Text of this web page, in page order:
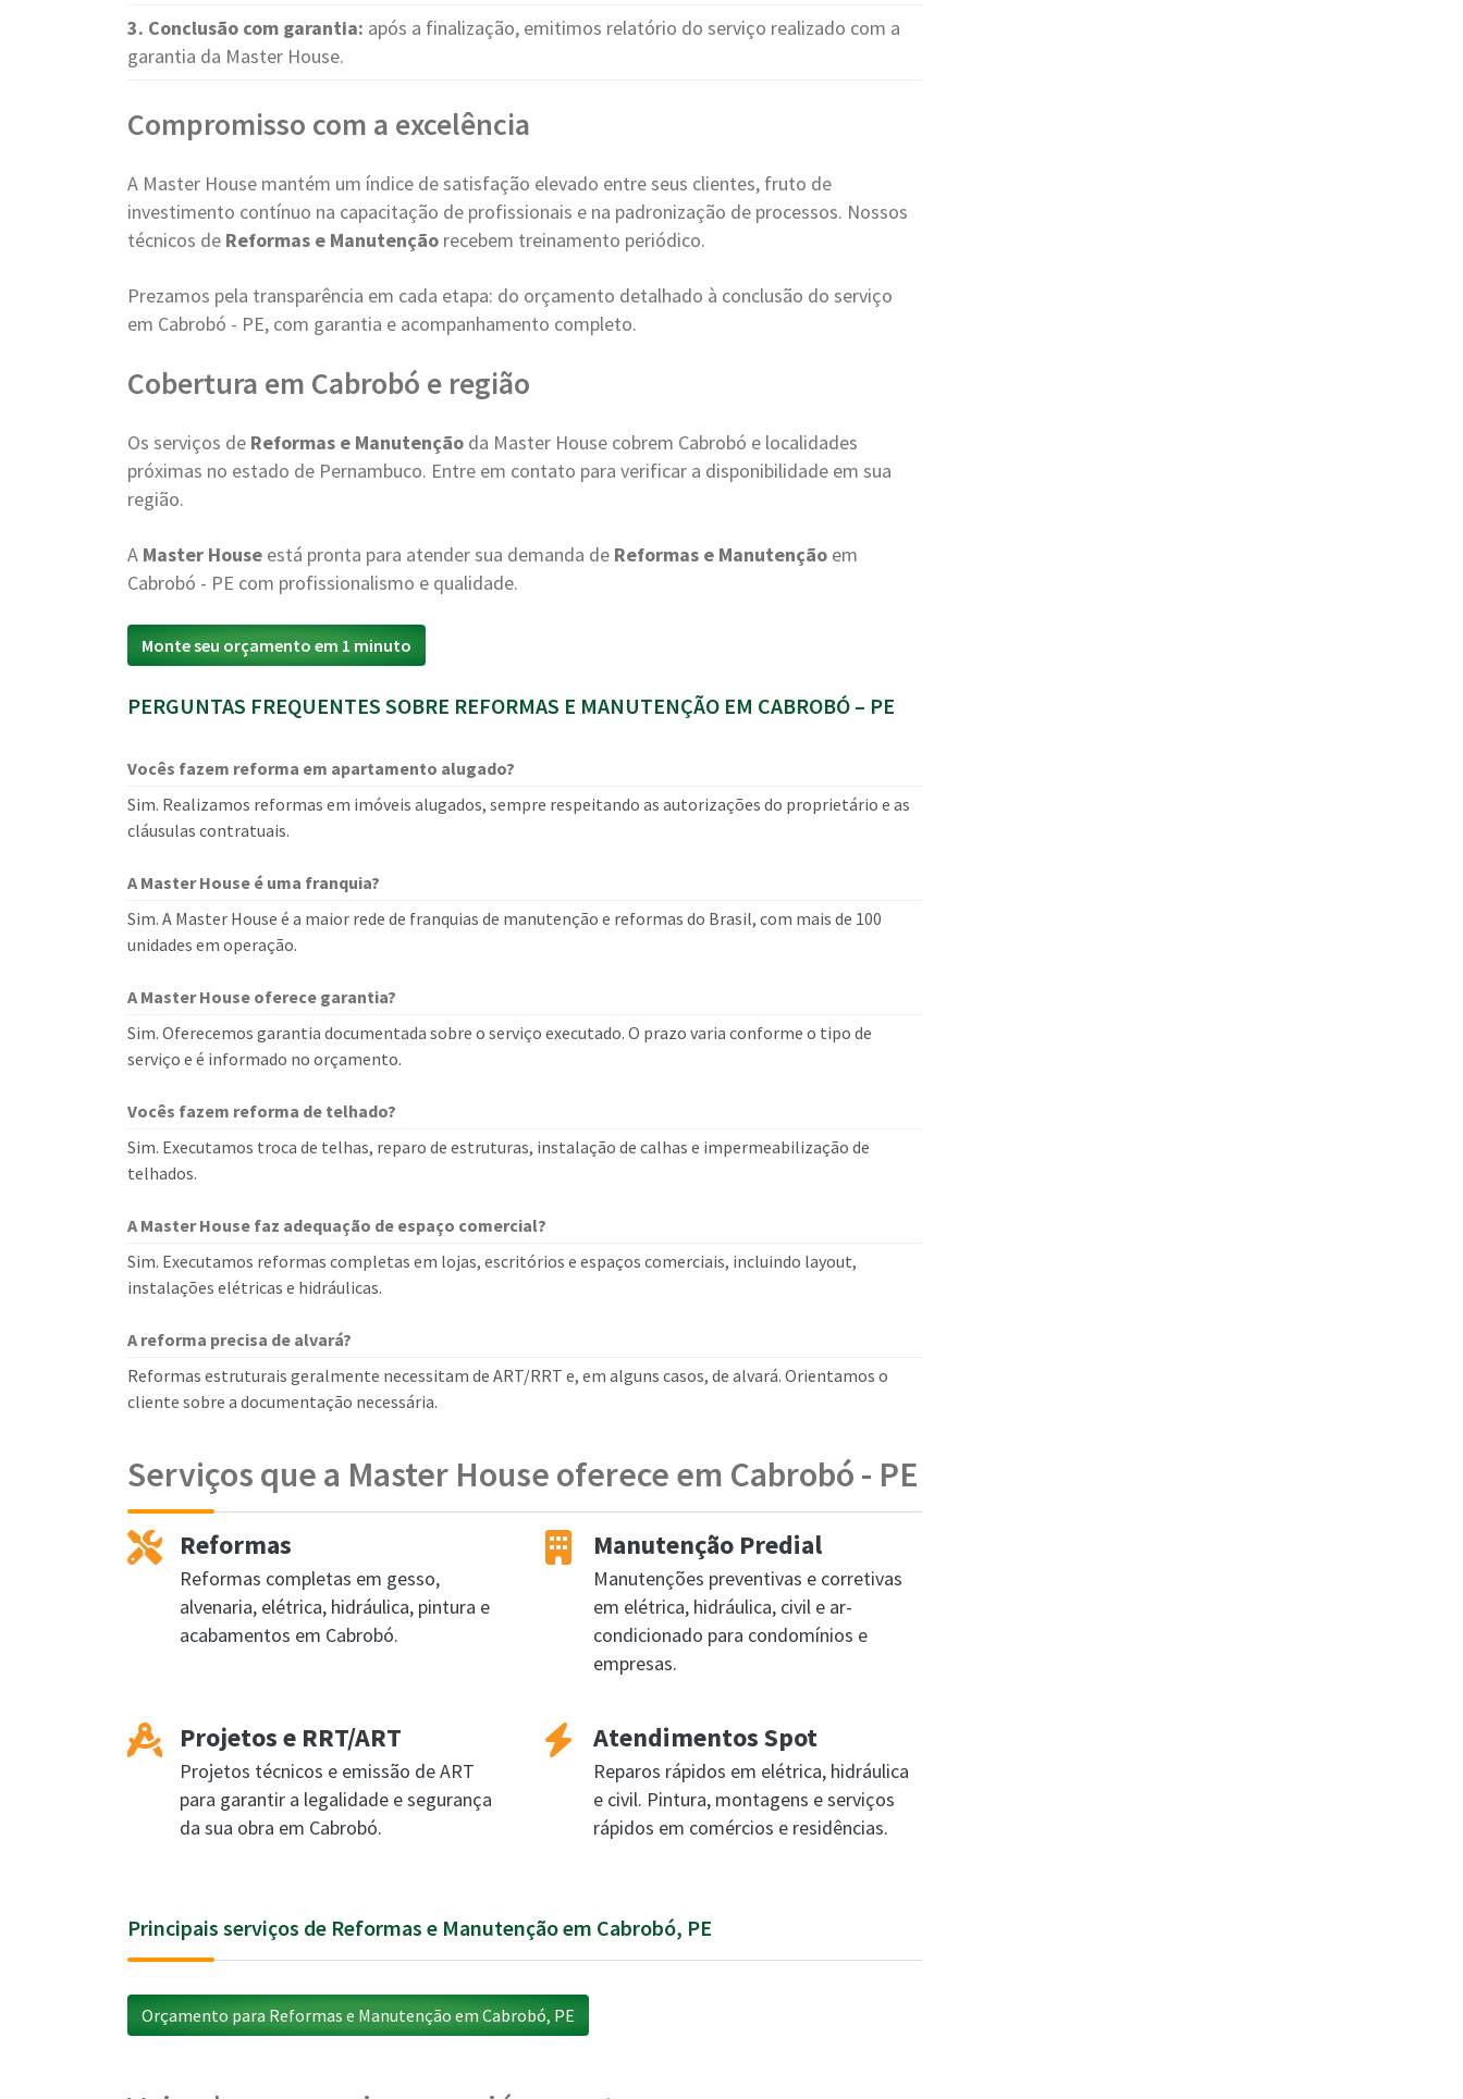
3. Conclusão com garantia: após a finalização, emitimos relatório do serviço realizado com a
garantia da Master House.
Compromisso com a excelência
A Master House mantém um índice de satisfação elevado entre seus clientes, fruto de
investimento contínuo na capacitação de profissionais e na padronização de processos. Nossos
técnicos de Reformas e Manutenção recebem treinamento periódico.
Prezamos pela transparência em cada etapa: do orçamento detalhado à conclusão do serviço
em Cabrobó - PE, com garantia e acompanhamento completo.
Cobertura em Cabrobó e região
Os serviços de Reformas e Manutenção da Master House cobrem Cabrobó e localidades
próximas no estado de Pernambuco. Entre em contato para verificar a disponibilidade em sua
região.
A Master House está pronta para atender sua demanda de Reformas e Manutenção em
Cabrobó - PE com profissionalismo e qualidade.
Monte seu orçamento em 1 minuto
PERGUNTAS FREQUENTES SOBRE REFORMAS E MANUTENÇÃO EM CABROBÓ – PE
Vocês fazem reforma em apartamento alugado?
Sim. Realizamos reformas em imóveis alugados, sempre respeitando as autorizações do proprietário e as
cláusulas contratuais.
A Master House é uma franquia?
Sim. A Master House é a maior rede de franquias de manutenção e reformas do Brasil, com mais de 100
unidades em operação.
A Master House oferece garantia?
Sim. Oferecemos garantia documentada sobre o serviço executado. O prazo varia conforme o tipo de
serviço e é informado no orçamento.
Vocês fazem reforma de telhado?
Sim. Executamos troca de telhas, reparo de estruturas, instalação de calhas e impermeabilização de
telhados.
A Master House faz adequação de espaço comercial?
Sim. Executamos reformas completas em lojas, escritórios e espaços comerciais, incluindo layout,
instalações elétricas e hidráulicas.
A reforma precisa de alvará?
Reformas estruturais geralmente necessitam de ART/RRT e, em alguns casos, de alvará. Orientamos o
cliente sobre a documentação necessária.
Serviços que a Master House oferece em Cabrobó - PE
Reformas
Reformas completas em gesso,
alvenaria, elétrica, hidráulica, pintura e
acabamentos em Cabrobó.
Manutenção Predial
Manutenções preventivas e corretivas
em elétrica, hidráulica, civil e ar-
condicionado para condomínios e
empresas.
Projetos e RRT/ART
Projetos técnicos e emissão de ART
para garantir a legalidade e segurança
da sua obra em Cabrobó.
Atendimentos Spot
Reparos rápidos em elétrica, hidráulica
e civil. Pintura, montagens e serviços
rápidos em comércios e residências.
Principais serviços de Reformas e Manutenção em Cabrobó, PE
Orçamento para Reformas e Manutenção em Cabrobó, PE